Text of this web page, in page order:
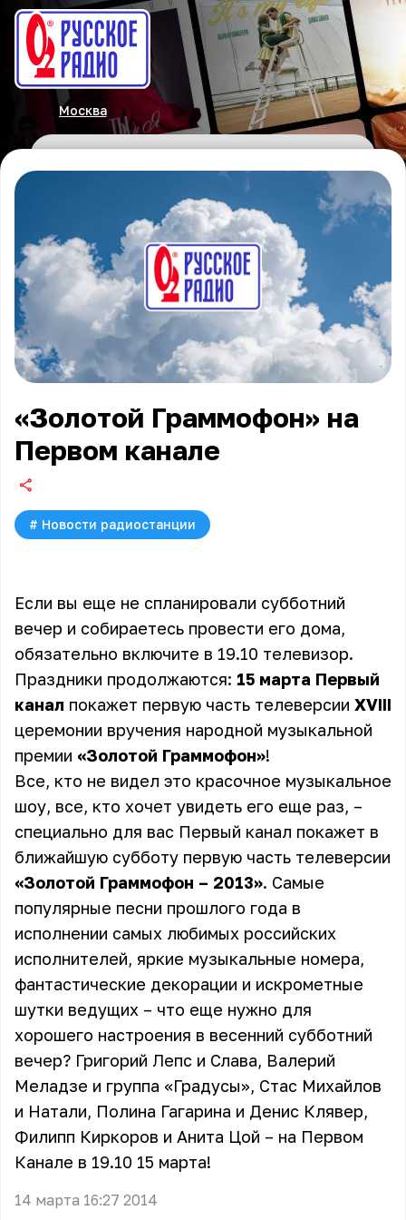
Москва
«Золотой Граммофон» на
Первом канале
# Новости радиостанции
Если вы еще не спланировали субботний
вечер и собираетесь провести его дома,
обязательно включите в 19.10 телевизор.
Праздники продолжаются: 15 марта Первый
канал покажет первую часть телеверсии XVIII
церемонии вручения народной музыкальной
премии «Золотой Граммофон»!
Все, кто не видел это красочное музыкальное
шоу, все, кто хочет увидеть его еще раз, –
специально для вас Первый канал покажет в
ближайшую субботу первую часть телеверсии
«Золотой Граммофон – 2013». Самые
популярные песни прошлого года в
исполнении самых любимых российских
исполнителей, яркие музыкальные номера,
фантастические декорации и искрометные
шутки ведущих – что еще нужно для
хорошего настроения в весенний субботний
вечер? Григорий Лепс и Слава, Валерий
Меладзе и группа «Градусы», Стас Михайлов
и Натали, Полина Гагарина и Денис Клявер,
Филипп Киркоров и Анита Цой – на Первом
Канале в 19.10 15 марта!
14 марта 16:27 2014